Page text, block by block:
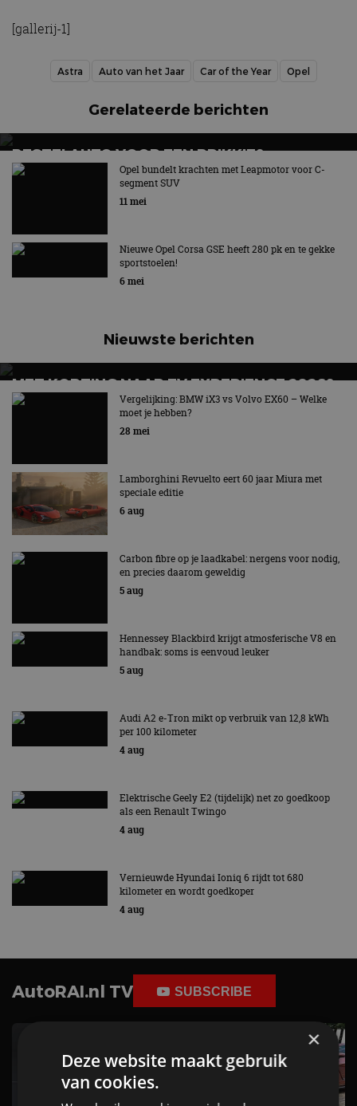
[gallerij-1]
Astra Auto van het Jaar Car of the Year Opel
Gerelateerde berichten
BESTELAUTO VOOR EEN PRIKKIE?
STELLANTIS KOMT MET SMART COMPACT
Smart Compact Van wordt onder vier merken
Opel bundelt krachten met Leapmotor voor C-
segment SUV
11 mei
Nieuwe Opel Corsa GSE heeft 280 pk en te gekke
sportstoelen!
6 mei
Nieuwste berichten
MET KORTING NAAR EV EXPERIENCE 2026?
AUTORAI REGELT HET!
EV Experience 2026 van 24 tot 26 september
Vergelijking: BMW iX3 vs Volvo EX60 – Welke
moet je hebben?
28 mei
Lamborghini Revuelto eert 60 jaar Miura met
speciale editie
6 aug
Carbon fibre op je laadkabel: nergens voor nodig,
en precies daarom geweldig
5 aug
Hennessey Blackbird krijgt atmosferische V8 en
handbak: soms is eenvoud leuker
5 aug
Audi A2 e-Tron mikt op verbruik van 12,8 kWh
per 100 kilometer
4 aug
Elektrische Geely E2 (tijdelijk) net zo goedkoop
als een Renault Twingo
4 aug
Vernieuwde Hyundai Ioniq 6 rijdt tot 680
kilometer en wordt goedkoper
4 aug
AutoRAI.nl TV SUBSCRIBE
×
Deze website maakt gebruik
van cookies.